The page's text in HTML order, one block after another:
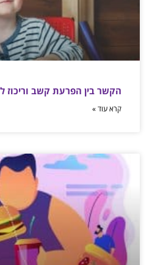
הקשר בין הפרעת קשב וריכוז
קרא עוד »